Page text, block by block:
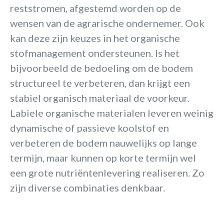
reststromen, afgestemd worden op de
wensen van de agrarische ondernemer. Ook
kan deze zijn keuzes in het organische
stofmanagement ondersteunen. Is het
bijvoorbeeld de bedoeling om de bodem
structureel te verbeteren, dan krijgt een
stabiel organisch materiaal de voorkeur.
Labiele organische materialen leveren weinig
dynamische of passieve koolstof en
verbeteren de bodem nauwelijks op lange
termijn, maar kunnen op korte termijn wel
een grote nutriëntenlevering realiseren. Zo
zijn diverse combinaties denkbaar.